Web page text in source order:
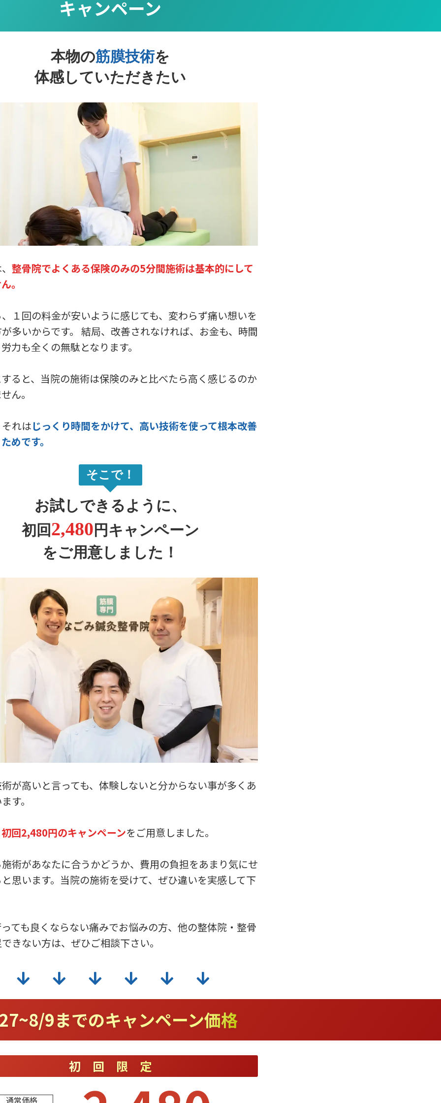
キャンペーン
本物の筋膜技術を
体感していただきたい
整骨院でよくある保険のみの5分間施術は基本的にして
。
１回の料金が安いように感じても、変わらず痛い想いを
多いからです。 結局、改善されなければ、お金も、時間
力も全くの無駄となります。
ると、当院の施術は保険のみと比べたら高く感じるのか
ん。
れはじっくり時間をかけて、高い技術を使って根本改善
めです。
そこで！
お試しできるように、
初回2,480 円キャンペーン
をご用意しました！
が高いと言っても、体験しないと分からない事が多くあ
す。
初回2,480円のキャンペーンをご用意しました。
術があなたに合うかどうか、費用の負担をあまり気にせ
思います。当院の施術を受けて、ぜひ違いを実感して下
ても良くならない痛みでお悩みの方、他の整体院・整骨
きない方は、ぜひご相談下さい。
9までのキャンペーン価格
初回限定
通常価格